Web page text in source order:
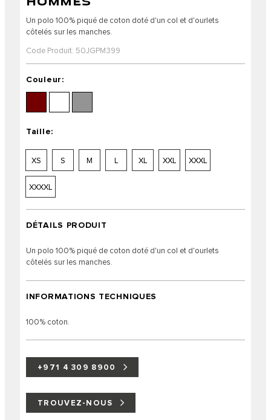
Un polo 100% piqué de coton doté d'un col et d'ourlets
côtelés sur les manches.
Code Produit: 50JGPM399
Couleur:
Taille:
XS S M L XL XXL XXXL
XXXXL
DÉTAILS PRODUIT
Un polo 100% piqué de coton doté d'un col et d'ourlets
côtelés sur les manches.
INFORMATIONS TECHNIQUES
100% coton.
+971 4 309 8900
TROUVEZ-NOUS